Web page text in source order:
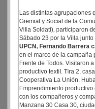
Las distintas agrupaciones
Gremial y Social de la
Villa Soldati), participaron
Sábado 23 por la Villa junto
UPCN, Fernando Barrera
en el marco de la campaña
Frente de Todos. Visitaron
productivo textil. Tira 2,
Cooperativa La Unión.
Emprendimiento
con los compañeros y
Manzana 30 Casa 30,